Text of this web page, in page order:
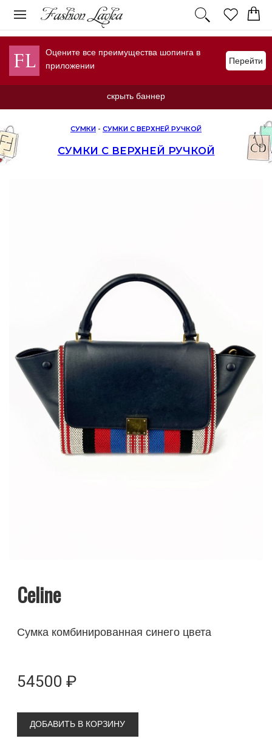
Оцените все преимущества шопинга в
приложении
Перейти
скрыть баннер
СУМКИ - СУМКИ С ВЕРХНЕЙ РУЧКОЙ
СУМКИ С ВЕРХНЕЙ РУЧКОЙ
Celine
Сумка комбинированная синего цвета
54500 ₽
ДОБАВИТЬ В КОРЗИНУ